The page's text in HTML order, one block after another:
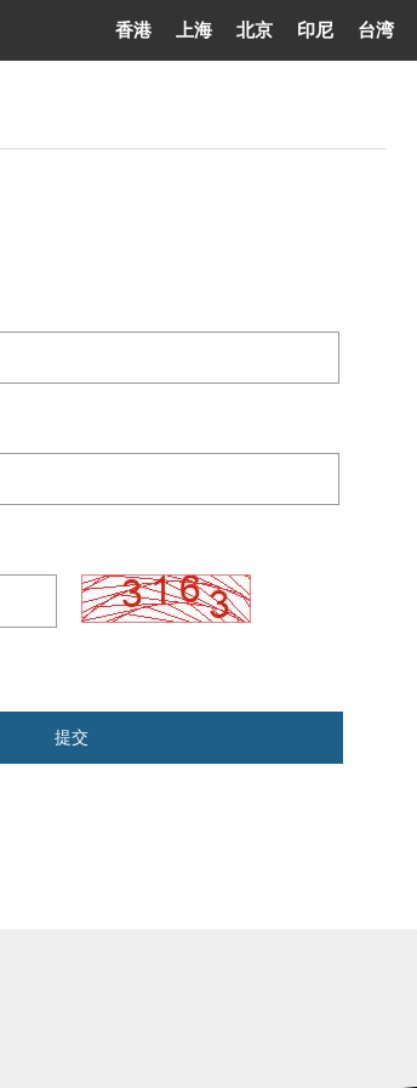
香港 上海 北京 印尼 台湾
提交